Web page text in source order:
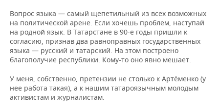
Вопрос языка — самый щепетильный из всех возможных
на политической арене. Если хочешь проблем, наступай
на родной язык. В Татарстане в 90-е годы пришли к
согласию, признав два равноправных государственных
языка — русский и татарский. На этом построено
благополучие республики. Кому-то оно явно мешает.
У меня, собственно, претензии не столько к Артёменко (у
нее работа такая), а к нашим татароязычным молодым
активистам и журналистам.